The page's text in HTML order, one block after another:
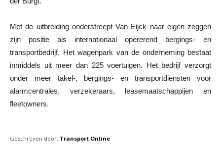
Met de uitbreiding onderstreept Van Eijck naar eigen zeggen
zijn positie als internationaal opererend bergings- en
transportbedrijf. Het wagenpark van de onderneming bestaat
inmiddels uit meer dan 225 voertuigen. Het bedrijf verzorgt
onder meer takel-, bergings- en transportdiensten voor
alarmcentrales, verzekeraars, leasemaatschappijen en
fleetowners.
Geschreven door: Transport Online